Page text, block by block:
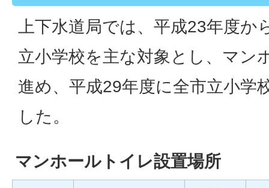
上下水道局では、平成23年度か
立小学校を主な対象とし、マン
進め、平成29年度に全市立小学
した。
マンホールトイレ設置場所